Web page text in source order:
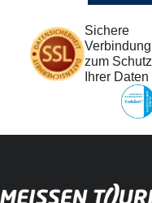
Sichere
Verbindung
zum Schutz
Ihrer Daten